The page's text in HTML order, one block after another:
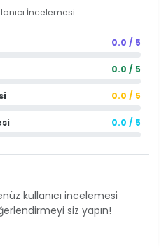
İncelemesi
0.0 / 5
0.0 / 5
0.0 / 5
0.0 / 5
kullanıcı incelemesi
siz yapın!